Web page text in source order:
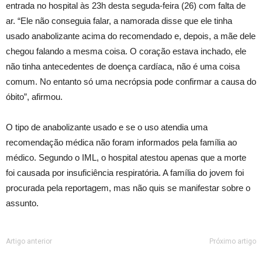
entrada no hospital às 23h desta seguda-feira (26) com falta de
ar. “Ele não conseguia falar, a namorada disse que ele tinha
usado anabolizante acima do recomendado e, depois, a mãe dele
chegou falando a mesma coisa. O coração estava inchado, ele
não tinha antecedentes de doença cardíaca, não é uma coisa
comum. No entanto só uma necrópsia pode confirmar a causa do
óbito”, afirmou.
O tipo de anabolizante usado e se o uso atendia uma
recomendação médica não foram informados pela família ao
médico. Segundo o IML, o hospital atestou apenas que a morte
foi causada por insuficiência respiratória. A família do jovem foi
procurada pela reportagem, mas não quis se manifestar sobre o
assunto.
Artigo anterior Próximo artigo